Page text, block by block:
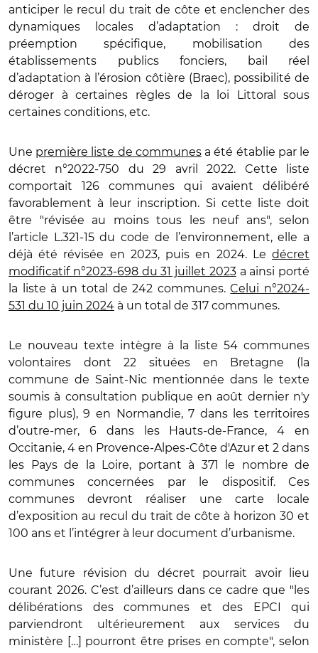
anticiper le recul du trait de côte et enclencher des
dynamiques locales d’adaptation : droit de
préemption spécifique, mobilisation des
établissements publics fonciers, bail réel
d’adaptation à l’érosion côtière (Braec), possibilité de
déroger à certaines règles de la loi Littoral sous
certaines conditions, etc.
Une première liste de communesa été établie par le
décret n°2022-750 du 29 avril 2022. Cette liste
comportait 126 communes qui avaient délibéré
favorablement à leur inscription. Si cette liste doit
être "révisée au moins tous les neuf ans", selon
l’article L.321-15 du code de l’environnement, elle a
déjà été révisée en 2023, puis en 2024. Le décret
modificatif n°2023-698 du 31 juillet 2023a ainsi porté
la liste à un total de 242 communes.Celui n°2024-
531 du 10 juin 2024 à un total de 317 communes.
Le nouveau texte intègre à la liste 54 communes
volontaires dont 22 situées en Bretagne (la
commune de Saint-Nic mentionnée dans le texte
soumis à consultation publique en août dernier n'y
figure plus), 9 en Normandie, 7 dans les territoires
d’outre-mer, 6 dans les Hauts-de-France, 4 en
Occitanie, 4 en Provence-Alpes-Côte d'Azur et 2 dans
les Pays de la Loire, portant à 371 le nombre de
communes concernées par le dispositif. Ces
communes devront réaliser une carte locale
d’exposition au recul du trait de côte à horizon 30 et
100 ans et l’intégrer à leur document d’urbanisme.
Une future révision du décret pourrait avoir lieu
courant 2026. C’est d’ailleurs dans ce cadre que "les
délibérations des communes et des EPCI qui
parviendront ultérieurement aux services du
ministère […] pourront être prises en compte", selon